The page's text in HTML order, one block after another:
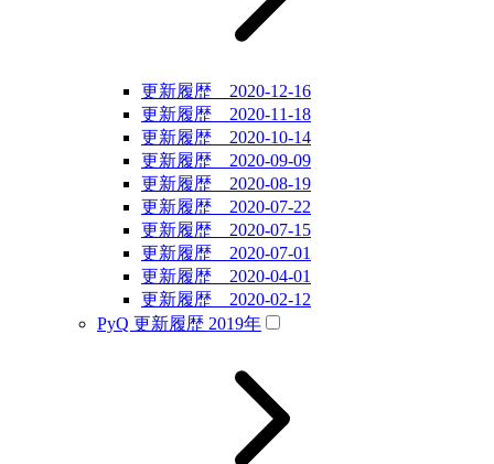
更新履歴 2020-12-16
更新履歴 2020-11-18
更新履歴 2020-10-14
更新履歴 2020-09-09
更新履歴 2020-08-19
更新履歴 2020-07-22
更新履歴 2020-07-15
更新履歴 2020-07-01
更新履歴 2020-04-01
更新履歴 2020-02-12
PyQ 更新履歴 2019年